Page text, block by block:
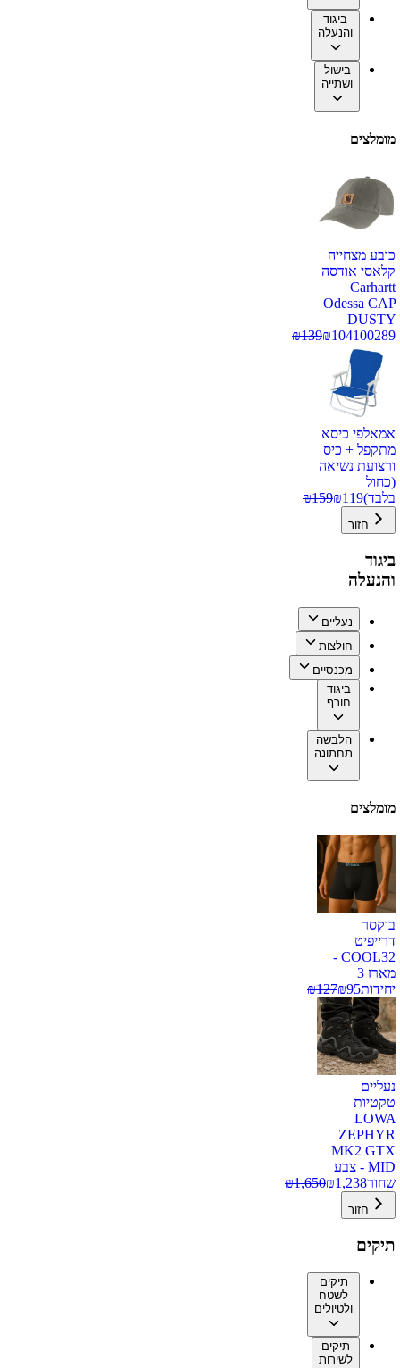
ביגוד
והנעלה
בישול
ושתייה
מומלצים
כובע מצחייה
קלאסי אודסה
Carhartt
Odessa CAP
DUSTY
100289
₪104
₪139
אמאלפי כיסא
מתקפל + כיס
ורצועת נשיאה
(כחול
בלבד)
₪119
₪159
חזור
ביגוד
והנעלה
נעליים
חולצות
מכנסיים
ביגוד
חורף
הלבשה
תחתונה
מומלצים
בוקסר
דרייפיט
COOL32 -
מארז 3
יחידות
₪95
₪127
נעליים
טקטיות
LOWA
ZEPHYR
MK2 GTX
MID - צבע
שחור
₪1,238
₪1,650
חזור
תיקים
תיקים
לשטח
ולטיולים
תיקים
לשירות